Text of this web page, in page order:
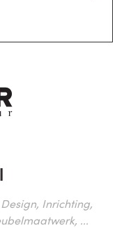
Inrichting,
...